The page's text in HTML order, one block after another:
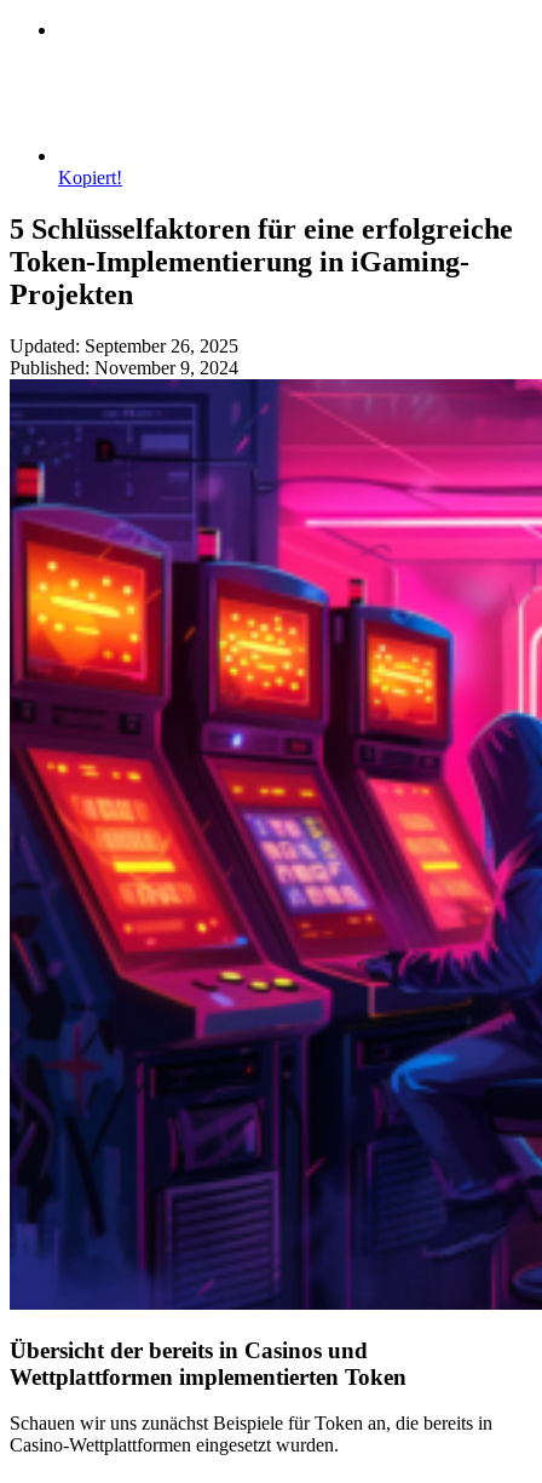
Kopiert!
5 Schlüsselfaktoren für eine erfolgreiche
Token-Implementierung in iGaming-
Projekten
Updated: September 26, 2025
Published: November 9, 2024
Übersicht der bereits in Casinos und
Wettplattformen implementierten Token
Schauen wir uns zunächst Beispiele für Token an, die bereits in
Casino-Wettplattformen eingesetzt wurden.